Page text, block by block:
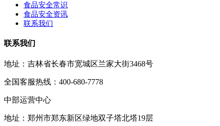
食品安全常识
食品安全资讯
联系我们
联系我们
地址：吉林省长春市宽城区兰家大街3468号
全国客服热线：400-680-7778
中部运营中心
地址：郑州市郑东新区绿地双子塔北塔19层